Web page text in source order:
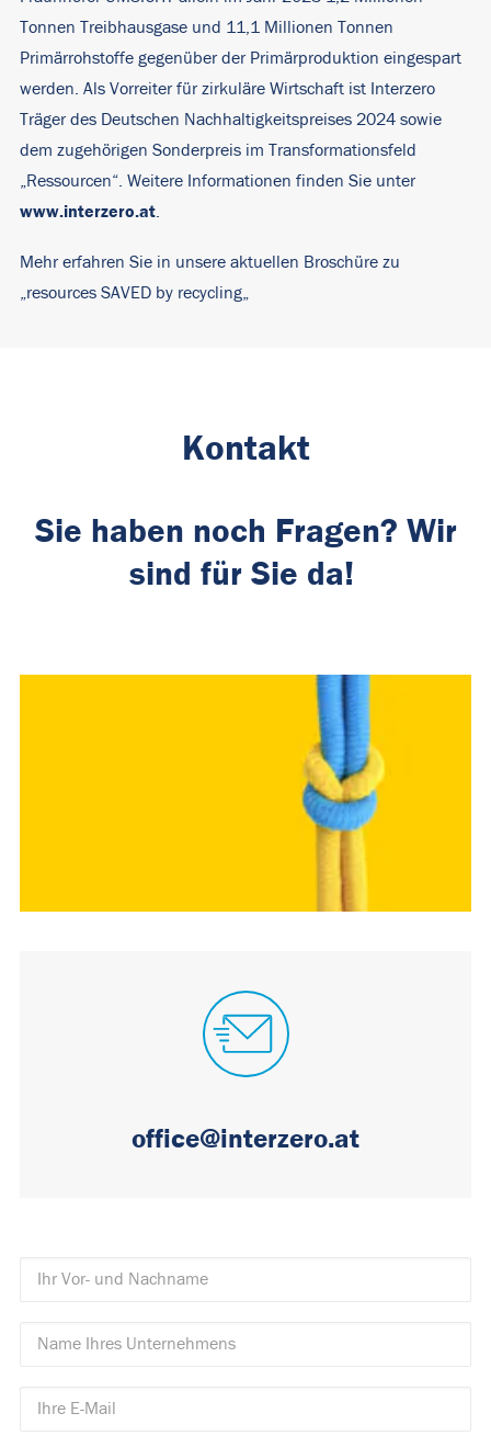
Tonnen Treibhausgase und 11,1 Millionen Tonnen
Primärrohstoffe gegenüber der Primärproduktion eingespart
werden. Als Vorreiter für zirkuläre Wirtschaft ist Interzero
Träger des Deutschen Nachhaltigkeitspreises 2024 sowie
dem zugehörigen Sonderpreis im Transformationsfeld
„Ressourcen“. Weitere Informationen finden Sie unter
www.interzero.at
Mehr erfahren Sie in unsere aktuellen Broschüre zu
resources SAVED by recycling
Kontakt
Sie haben noch Fragen? Wir
sind für Sie da!
office@interzero.at